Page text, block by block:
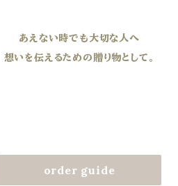
あえない時でも大切な人へ
想いを伝えるための贈り物として。
order guide